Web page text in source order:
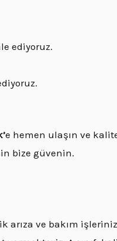
ediyoruz.
e hemen ulaşın ve
bize güvenin.
arıza ve bakım